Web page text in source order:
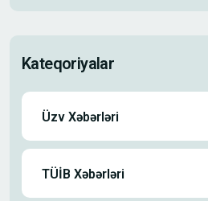
Kateqoriyalar
Üzv Xəbərləri
TÜİB Xəbərləri